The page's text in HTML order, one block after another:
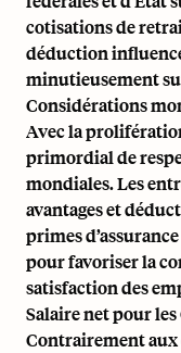
cotisations de
déduction
minutieusement
Considérations
Avec la
primordial de
mondiales. Les
avantages et
primes
pour favoriser la
satisfaction des
Salaire net pour
Contrairement